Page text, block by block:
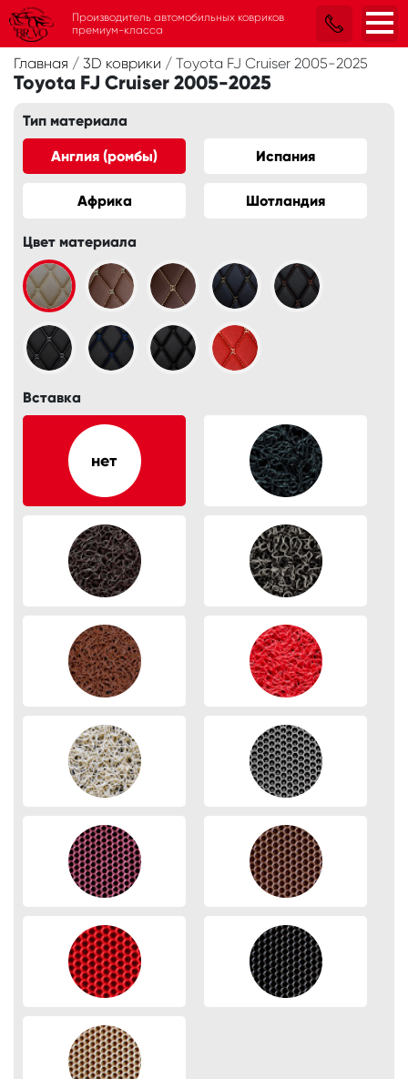
Главная / 3D коврики / Toyota FJ Cruiser 2005-2025
Toyota FJ Cruiser 2005-2025
Тип материала
Англия (ромбы) Испания
Африка Шотландия
Цвет материала
Вставка
Производитель автомобильных ковриков
премиум-класса